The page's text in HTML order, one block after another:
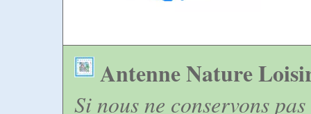
Antenne Nature
Si nous ne conservons